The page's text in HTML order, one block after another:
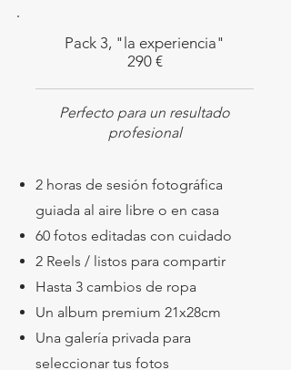
Pack 3, "la experiencia"
290 €
Perfecto para un resultado
profesional
2 horas de sesión fotográfica
guiada al aire libre o en casa
60 fotos editadas con cuidado
2 Reels / listos para compartir
Hasta 3 cambios de ropa
Un album premium 21x28cm
Una galería privada para
seleccionar tus fotos